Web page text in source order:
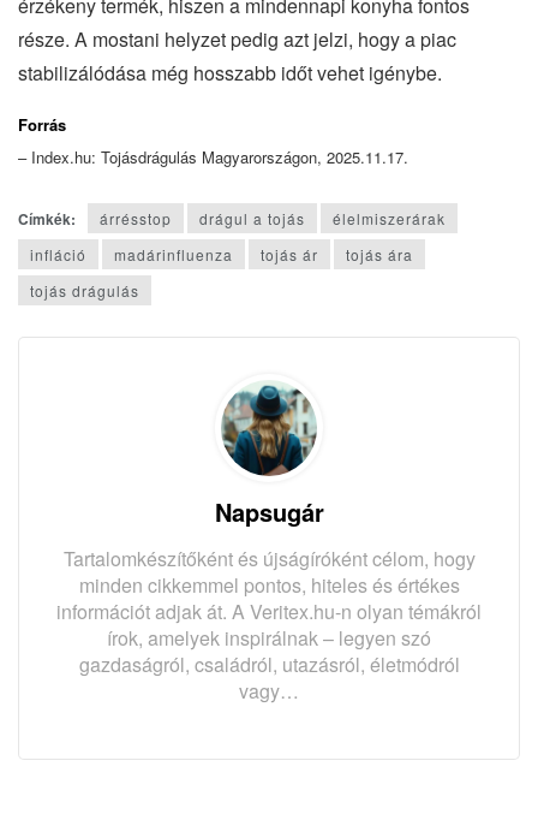
része. A mostani helyzet pedig azt jelzi, hogy a piac
stabilizálódása még hosszabb időt vehet igénybe.
Forrás
– Index.hu: Tojásdrágulás Magyarországon, 2025.11.17.
Címkék: árrésstop drágul a tojás
élelmiszerárak
infláció
madárinfluenza tojás ár
tojás ára
tojás drágulás
Napsugár
Tartalomkészítőként és újságíróként célom, hogy
minden cikkemmel pontos, hiteles és értékes
információt adjak át. A Veritex.hu-n olyan témákról
írok, amelyek inspirálnak – legyen szó
gazdaságról, családról, utazásról, életmódról
vagy…